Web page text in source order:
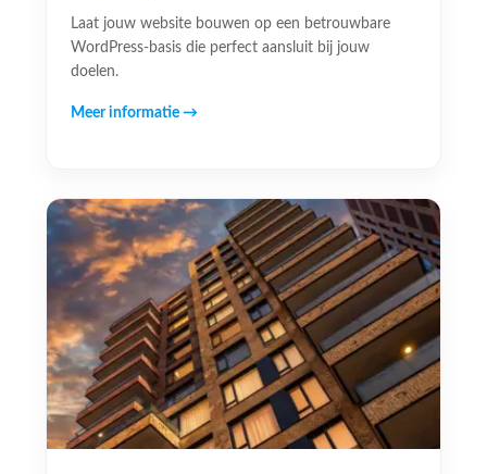
Laat jouw website bouwen op een betrouwbare
WordPress-basis die perfect aansluit bij jouw
doelen.
Meer informatie →